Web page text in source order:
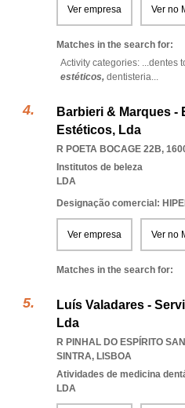
Ver empresa Ver no
Matches in the search for:
Activity categories: ...dentes
estéticos, dentisteria...
Barbieri & Marques
Estéticos, Lda
R POETA BOCAGE 22B,
Institutos de beleza
LDA
Designação comercial:
Ver empresa Ver no
Matches in the search for:
Luís Valadares -
Lda
R PINHAL DO ESPÍRITO
SINTRA, LISBOA
Atividades de medicina
LDA